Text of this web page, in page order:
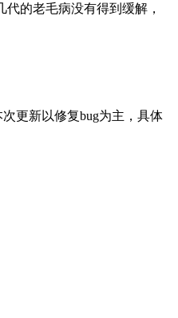
的老毛病没有得到缓解，
更新以修复bug为主，具体